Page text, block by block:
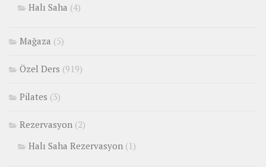
Halı Saha (4)
Mağaza (5)
Özel Ders (919)
Pilates (3)
Rezervasyon (2)
Halı Saha Rezervasyon (1)